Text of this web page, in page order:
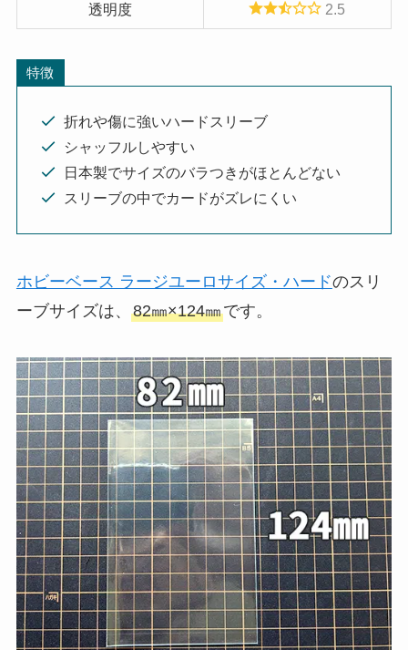
透明度 2.5
特徴
折れや傷に強いハードスリーブ
シャッフルしやすい
日本製でサイズのバラつきがほとんどない
スリーブの中でカードがズレにくい
ホビーベース ラージユーロサイズ・ハードのスリ
ーブサイズは、 82㎜×124㎜です。